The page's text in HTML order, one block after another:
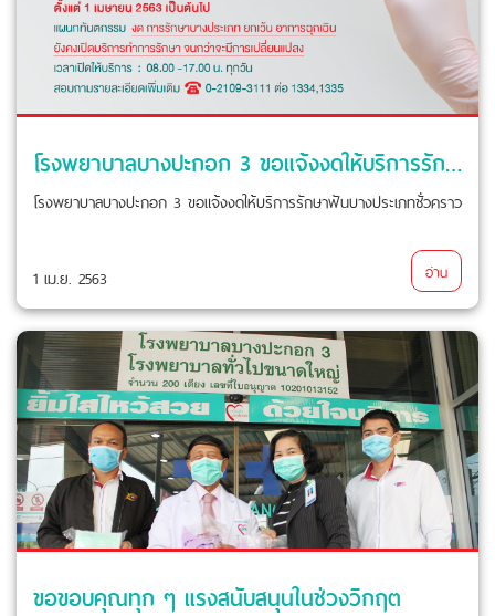
โรงพยาบาลบางปะกอก 3 ขอแจ้งงดให้บริการรักษาฟันบางประเภทชั่วคราว
โรงพยาบาลบางปะกอก 3 ขอแจ้งงดให้บริการรักษาฟันบางประเภทชั่วคราว
1 เม.ย. 2563 อ่าน
ขอขอบคุณทุก ๆ แรงสนับสนุนในช่วงวิกฤต